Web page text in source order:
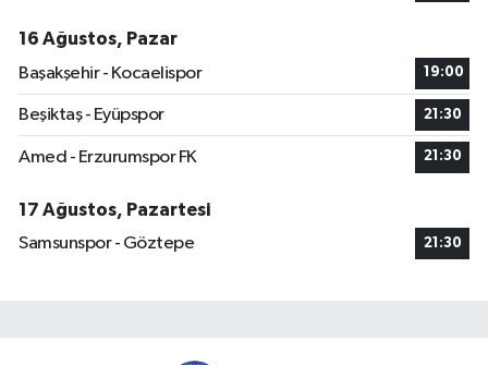
16 Ağustos, Pazar
Başakşehir - Kocaelispor
19:00
Beşiktaş - Eyüpspor 21:30
Amed - Erzurumspor FK 21:30
17 Ağustos, Pazartesi
Samsunspor - Göztepe
21:30